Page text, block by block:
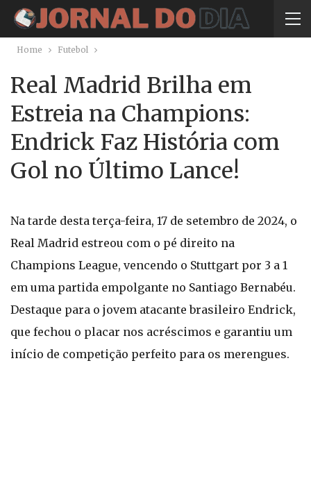
Home Futebol
Real Madrid Brilha em
Estreia na Champions:
Endrick Faz História com
Gol no Último Lance!
Na tarde desta terça-feira, 17 de setembro de 2024, o
Real Madrid estreou com o pé direito na
Champions League, vencendo o Stuttgart por 3 a 1
em uma partida empolgante no Santiago Bernabéu.
Destaque para o jovem atacante brasileiro Endrick,
que fechou o placar nos acréscimos e garantiu um
início de competição perfeito para os merengues.